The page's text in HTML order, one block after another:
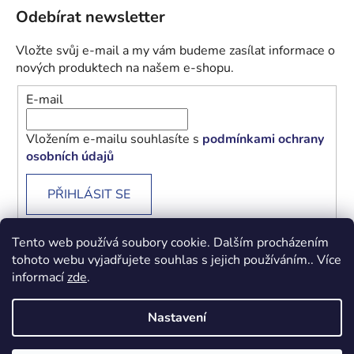
Tento web používá soubory cookie. Dalším procházením
tohoto webu vyjadřujete souhlas s jejich používáním.. Více
informacízde.
Nastavení
Odebírat newsletter
Vložte svůj e-mail a my vám budeme zasílat informace o
nových produktech na našem e-shopu.
E-mail
Vložením e-mailu souhlasíte s podmínkami ochrany
osobních údajů
PŘIHLÁSIT SE
Obchodní podmínky Podmínky ochrany osobních údajů